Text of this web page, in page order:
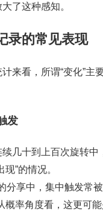
了这种感知。
录的常见表现
来看，所谓“变化”主
发
几十到上百次旋转中
”的情况。
分享中，集中触发常
概率角度看，这更可